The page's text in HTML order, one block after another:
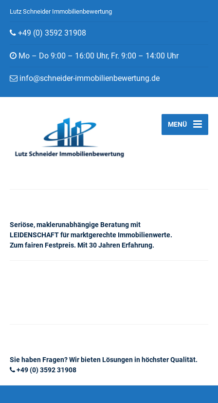
Lutz Schneider Immobilienbewertung
+49 (0) 3592 31908
Mo – Do 9:00 – 16:00 Uhr, Fr. 9:00 – 14:00 Uhr
info@schneider-immobilienbewertung.de
Seriöse, maklerunabhängige Beratung mit
LEIDENSCHAFT für marktgerechte Immobilienwerte.
Zum fairen Festpreis. Mit 30 Jahren Erfahrung.
MENÜ
Sie haben Fragen? Wir bieten Lösungen in höchster Qualität.
+49 (0) 3592 31908